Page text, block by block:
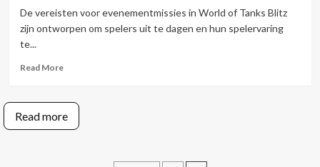
Tanks
beloningen,
Tips
De vereisten voor evenementmissies in World of Tanks Blitz
zijn ontworpen om spelers uit te dagen en hun spelervaring
te...
Read MoreRead
Evenement
Missie
Vereisten
Read more